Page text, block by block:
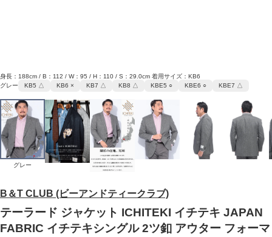
B＆T CLUB (ビーアンドティークラブ)
テーラード ジャケット ICHITEKI イチテキ JAPAN
FABRIC イチテキシングル 2ツ釦 アウター フォーマ
身長：188cm / B：112 / W：95 / H：110 / S：29.0cm 着用サイズ：KB6
グレー
KB5 △ KB6 × KB7 △ KB8 △ KBE5 ○ KBE6 ○ KBE7 △
グレー